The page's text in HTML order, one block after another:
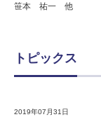
笹本 祐一 他
トピックス
2019年07月31日